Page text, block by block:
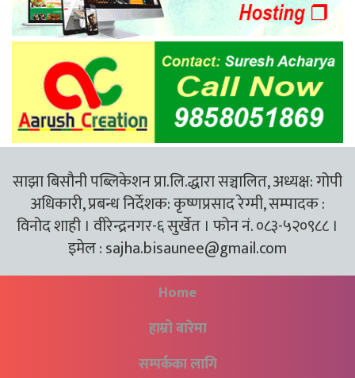
साझा बिसौनी पब्लिकेशन प्रा.लि.द्धारा सञ्चालित, अध्यक्ष: गोपी
अधिकारी, प्रबन्ध निर्देशक: कृष्णप्रसाद रेग्मी, सम्पादक :
विनोद शाही । वीरेन्द्रनगर-६ सुर्खेत । फोन नं. ०८३-५२०९८८ ।
इमेल :sajha.bisaunee@gmail.com
Home
हाम्रो बारेमा
सम्पर्कका लागि